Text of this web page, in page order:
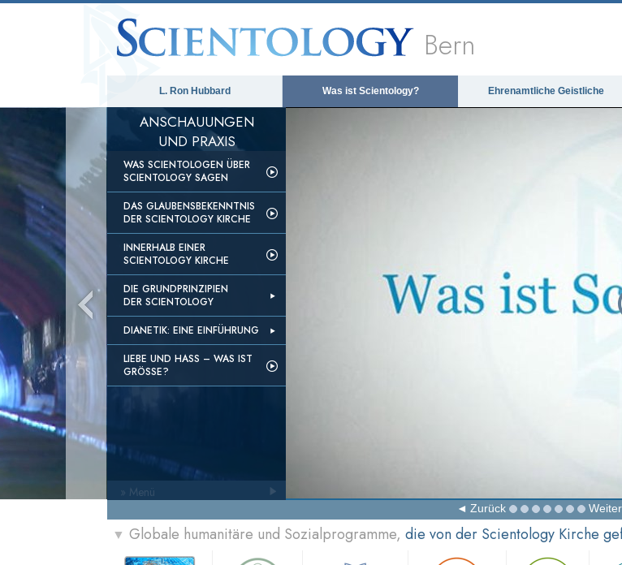
Bern
L. Ron Hubbard Was ist Scientology? Ehrenamtliche Geistliche
ANSCHAUUNGEN
UND PRAXIS
WAS SCIENTOLOGEN ÜBER
SCIENTOLOGY SAGEN
DAS GLAUBENSBEKENNTNIS
DER SCIENTOLOGY KIRCHE
INNERHALB EINER
SCIENTOLOGY KIRCHE
DIE GRUNDPRINZIPIEN
DER SCIENTOLOGY
DIANETIK: EINE EINFÜHRUNG
LIEBE UND HASS – WAS IST
GRÖSSE?
Zurück Weiter
» Menü
▼ Globale humanitäre und Sozialprogramme, die von der Scientology Kirche